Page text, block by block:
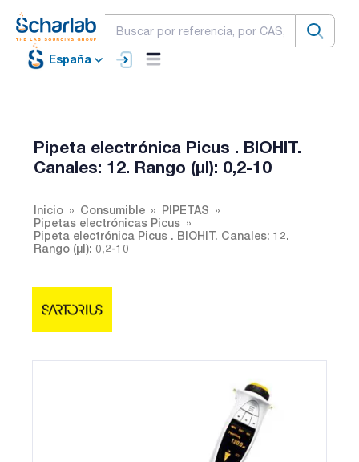
España
Pipeta electrónica Picus . BIOHIT.
Canales: 12. Rango (µl): 0,2-10
Inicio Consumible
PIPETAS
Pipetas electrónicas Picus
Pipeta electrónica Picus . BIOHIT. Canales: 12.
Rango (µl): 0,2-10